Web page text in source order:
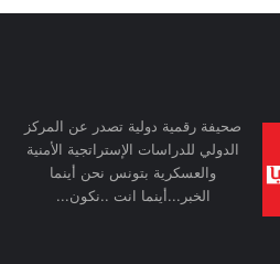
صحيفة رقمية دولية تصدر عن المركز
الدولي للدراسات الإستراتجية الأمنية
والعسكرية بتونس نحن أينما
الخبر...أينما انت ..نكون...